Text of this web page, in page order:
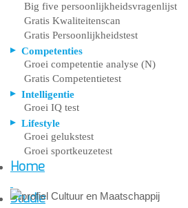
Big five persoonlijkheidsvragenlijst
Gratis Kwaliteitenscan
Gratis Persoonlijkheidstest
Competenties
Groei competentie analyse (N)
Gratis Competentietest
Intelligentie
Groei IQ test
Lifestyle
Groei gelukstest
Groei sportkeuzetest
Home
Studie